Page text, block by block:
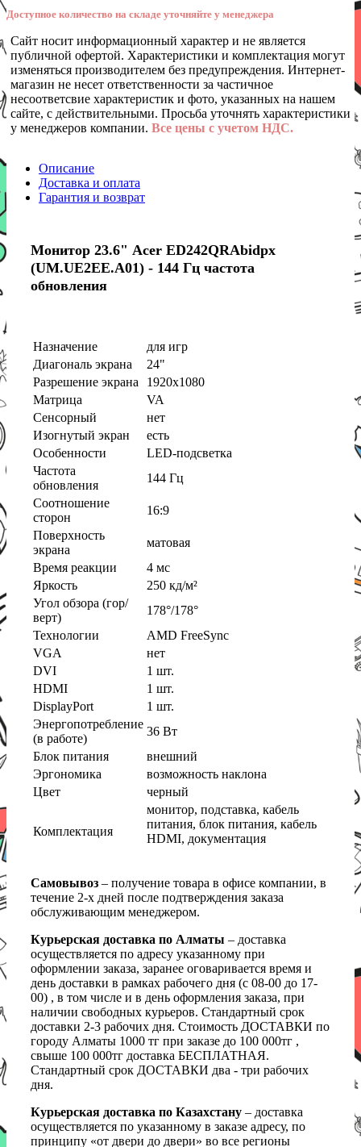
Доступное количество на складе уточняйте у менеджера
Сайт носит информационный характер и не является
публичной офертой. Характеристики и комплектация могут
изменяться производителем без предупреждения. Интернет-
магазин не несет ответственности за частичное
несоответсвие характеристик и фото, указанных на нашем
сайте, с действительными. Просьба уточнять характеристики
у менеджеров компании. Все цены с учетом НДС.
Описание
Доставка и оплата
Гарантия и возврат
Монитор 23.6" Acer ED242QRAbidpx
(UM.UE2EE.A01) - 144 Гц частота
обновления
Назначение
для игр
Диагональ экрана
24"
Разрешение экрана
1920x1080
Матрица
VA
Сенсорный
нет
Изогнутый экран
есть
Особенности
LED-подсветка
Частота
обновления
144 Гц
Соотношение
сторон
16:9
Поверхность
экрана
матовая
Время реакции
4 мс
Яркость
250 кд/м²
Угол обзора (гор/
верт)
178°/178°
Технологии
AMD FreeSync
VGA
нет
DVI
1 шт.
HDMI
1 шт.
DisplayPort
1 шт.
Энергопотребление
(в работе)
36 Вт
Блок питания
внешний
Эргономика
возможность наклона
Цвет
черный
Комплектация
монитор, подставка, кабель
питания, блок питания, кабель
HDMI, документация
Самовывоз – получение товара в офисе компании, в
течение 2-х дней после подтверждения заказа
обслуживающим менеджером.
Курьерская доставка по Алматы – доставка
осуществляется по адресу указанному при
оформлении заказа, заранее оговаривается время и
день доставки в рамках рабочего дня (с 08-00 до 17-
00) , в том числе и в день оформления заказа, при
наличии свободных курьеров. Стандартный срок
доставки 2-3 рабочих дня. Стоимость ДОСТАВКИ по
городу Алматы 1000 тг при заказе до 100 000тг ,
свыше 100 000тг доставка БЕСПЛАТНАЯ.
Стандартный срок ДОСТАВКИ два - три рабочих
дня.
Курьерская доставка по Казахстану – доставка
осуществляется по указанному в заказе адресу, по
принципу «от двери до двери» во все регионы